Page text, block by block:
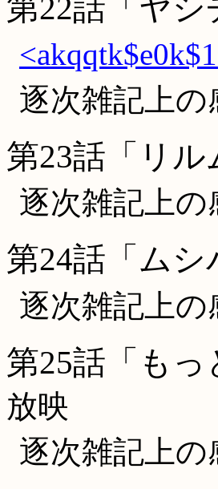
第22話「ヤ
逐次雑記上の
第23話「リ
逐次雑記上の
第24話「ム
逐次雑記上の
第25話「も
放映
逐次雑記上の